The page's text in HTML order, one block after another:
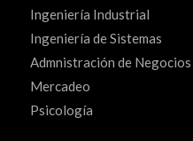
Ingeniería Industrial
Ingeniería de Sistemas
Admnistración de
Mercadeo
Psicología